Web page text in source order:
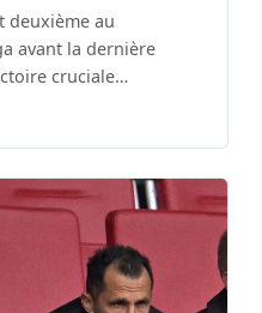
deuxième au
avant la dernière
cruciale…